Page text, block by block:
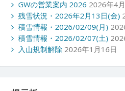
GWの営業案内 2026 2026年4
残雪状況・2026年2月13日(金)
積雪情報・2026/02/09(月)
積雪情報・2026/02/07(土)
入山規制解除 2026年1月16日